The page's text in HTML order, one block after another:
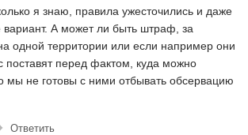
я знаю, правила ужесточились и даже
вариант. А может ли быть штраф, за
одной территории или если например они
поставят перед фактом, куда можно
мы не готовы с ними отбывать обсервацию
Ответить